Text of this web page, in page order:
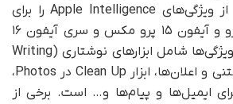
18.1 اولین مجموعه از ویژگی‌های Apple Intelligence را برای
مدل‌های آیفون ۱۵ پرو و آیفون ۱۵ پرو مکس و سری آیفون ۱۶
ارائه خواهد داد. این ویژگی‌ها شامل ابزارهای نوشتاری (Writing
Tools)، خلاصه‌های متنی و اعلان‌ها، ابزار Clean Up در Photos،
ایمیل‌ها و پیام‌ها و… است. برخی از